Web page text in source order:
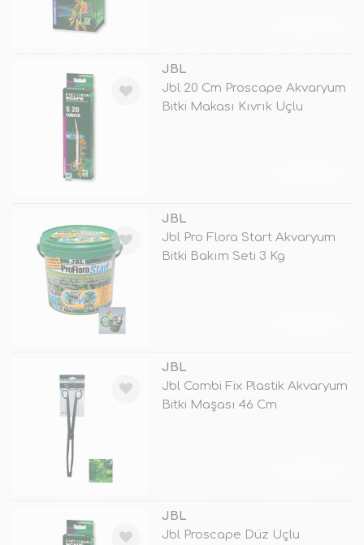
JBL
Jbl 20 Cm Proscape Akvaryum
Bitki Makası Kıvrık Uçlu
JBL
Jbl Pro Flora Start Akvaryum
Bitki Bakım Seti 3 Kg
JBL
Jbl Combi Fix Plastik Akvaryum
Bitki Maşası 46 Cm
JBL
Jbl Proscape Düz Uçlu